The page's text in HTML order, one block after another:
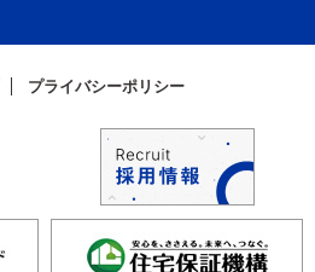
プライバシーポリシー